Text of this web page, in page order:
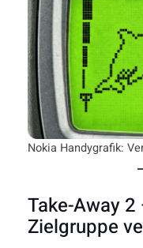
Nokia Handygrafik:
Take-Away
Zielgruppe